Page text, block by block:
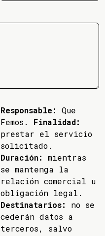
Responsable:
Que
Femos. Finalidad:
prestar el servicio
solicitado.
Duración:
mientras
se mantenga la
relación comercial u
obligación legal.
Destinatarios:
no se
cederán datos a
terceros, salvo